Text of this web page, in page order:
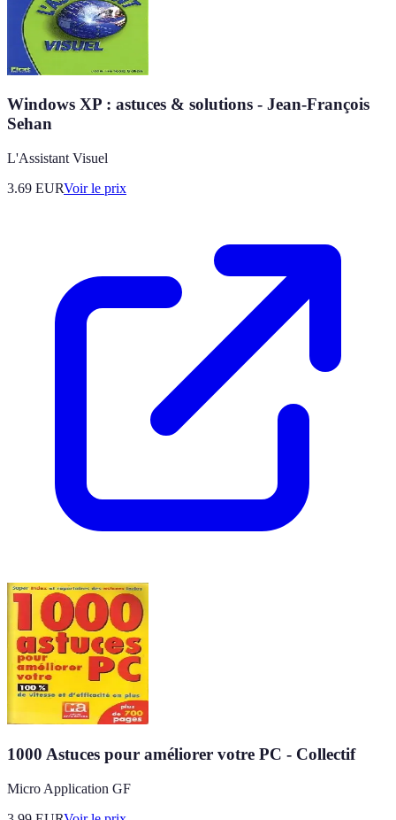
Windows XP : astuces & solutions - Jean-François
Sehan
L'Assistant Visuel
3.69 EURVoir le prix
1000 Astuces pour améliorer votre PC - Collectif
Micro Application GF